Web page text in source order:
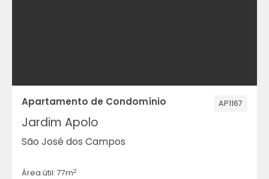
Apartamento de Condomínio AP1167
Jardim Apolo
São José dos Campos
Área útil: 77m2